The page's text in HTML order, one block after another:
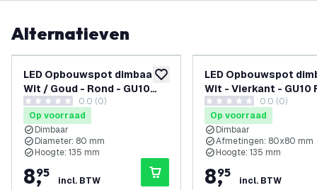
Alternatieven
toevoegen aan verlanglijst
LED Opbouwspot dimbaar -
Wit / Goud - Rond - GU10
Fitting - ø80mm
0 score sterren0.0 (0)
Op voorraad
Dimbaar
Diameter: 80 mm
Hoogte: 135 mm
8,
95
incl. BTW
LED Opbouwspot
Wit - Vierkant - GU10
- 80x80mm
0 score sterren0.0 (0)
Op voorraad
Dimbaar
Afmetingen: 80x80 mm
Hoogte: 135 mm
8,
95
incl. BTW